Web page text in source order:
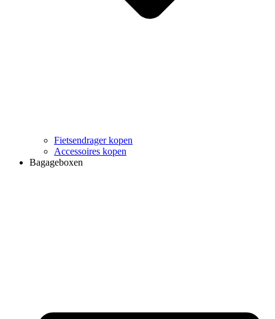
Fietsendrager kopen
Accessoires kopen
Bagageboxen